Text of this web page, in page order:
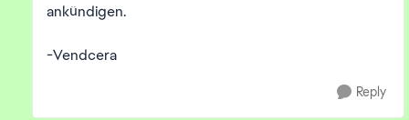
ankündigen.
-Vendcera
Reply